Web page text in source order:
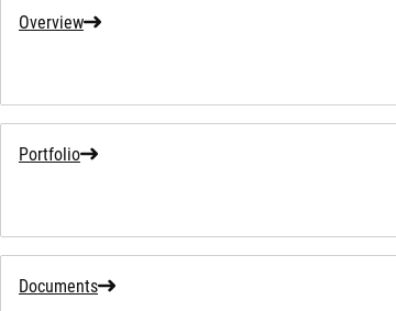
Overview
Portfolio
Documents